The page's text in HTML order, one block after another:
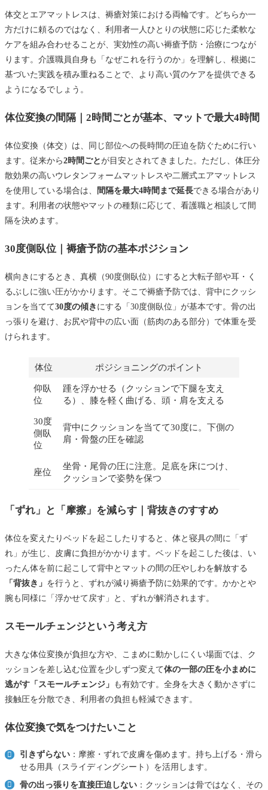
体交とエアマットレスは、褥瘡対策における両輪です。どちらか一
方だけに頼るのではなく、利用者一人ひとりの状態に応じた柔軟な
ケアを組み合わせることが、実効性の高い褥瘡予防・治療につなが
ります。介護職員自身も「なぜこれを行うのか」を理解し、根拠に
基づいた実践を積み重ねることで、より高い質のケアを提供できる
ようになるでしょう。
体位変換の間隔｜2時間ごとが基本、マットで最大4時間
体位変換（体交）は、同じ部位への長時間の圧迫を防ぐために行い
ます。従来から2時間ごとが目安とされてきました。ただし、体圧分
散効果の高いウレタンフォームマットレスや二層式エアマットレス
を使用している場合は、
間隔を最大4時間まで延長できる場合があり
ます。利用者の状態やマットの種類に応じて、看護職と相談して間
隔を決めます。
30度側臥位｜褥瘡予防の基本ポジション
横向きにするとき、真横（90度側臥位）にすると大転子部や耳・く
るぶしに強い圧がかかります。そこで褥瘡予防では、背中にクッシ
ョンを当てて30度の傾きにする「30度側臥位」が基本です。骨の出
っ張りを避け、お尻や背中の広い面（筋肉のある部分）で体重を受
けられます。
体位 ポジショニングのポイント
仰臥
位
踵を浮かせる（クッションで下腿を支え
る）、膝を軽く曲げる、頭・肩を支える
30度
側臥
位
背中にクッションを当てて30度に。下側の
肩・骨盤の圧を確認
座位
坐骨・尾骨の圧に注意。足底を床につけ、
クッションで姿勢を保つ
「ずれ」と「摩擦」を減らす｜背抜きのすすめ
体位を変えたりベッドを起こしたりすると、体と寝具の間に「ず
れ」が生じ、皮膚に負担がかかります。ベッドを起こした後は、い
ったん体を前に起こして背中とマットの間の圧やしわを解放する
「背抜き」 を行うと、ずれが減り褥瘡予防に効果的です。かかとや
腕も同様に「浮かせて戻す」と、ずれが解消されます。
スモールチェンジという考え方
大きな体位変換が負担な方や、こまめに動かしにくい場面では、ク
ッションを差し込む位置を少しずつ変えて体の一部の圧を小まめに
逃がす「スモールチェンジ」 も有効です。全身を大きく動かさずに
接触圧を分散でき、利用者の負担も軽減できます。
体位変換で気をつけたいこと
引きずらない ：摩擦・ずれで皮膚を傷めます。持ち上げる・滑ら
せる用具（スライディングシート）を活用します。
骨の出っ張りを直接圧迫しない ：クッションは骨ではなく、その